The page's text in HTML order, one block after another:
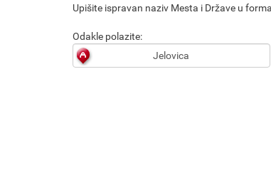
Upišite ispravan naziv Mesta i Države u
Odakle polazite: